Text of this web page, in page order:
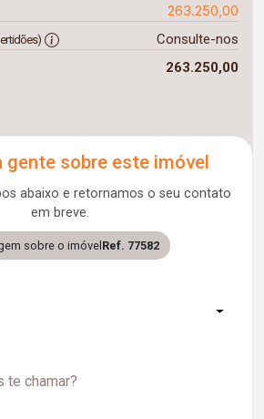
263.250,00
Consulte-nos
263.250,00
gente sobre este imóvel
abaixo e retornamos o seu contato
em breve.
sobre o imóvelRef. 77582